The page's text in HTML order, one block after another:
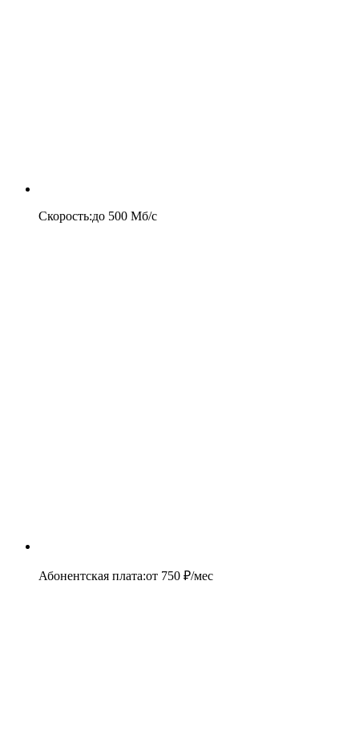
Скорость:до 500 Мб/c
Абонентская плата:от 750 ₽/мес